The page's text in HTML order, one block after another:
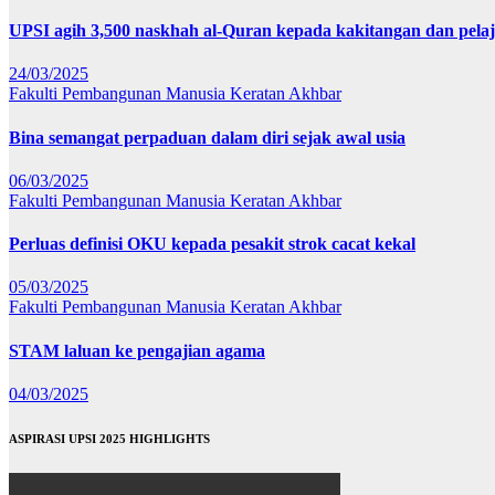
UPSI agih 3,500 naskhah al-Quran kepada kakitangan dan
24/03/2025
Fakulti Pembangunan Manusia Keratan Akhbar
Bina semangat perpaduan dalam diri sejak awal usia
06/03/2025
Fakulti Pembangunan Manusia Keratan Akhbar
Perluas definisi OKU kepada pesakit strok cacat kekal
05/03/2025
Fakulti Pembangunan Manusia Keratan Akhbar
STAM laluan ke pengajian agama
04/03/2025
ASPIRASI UPSI 2025 HIGHLIGHTS